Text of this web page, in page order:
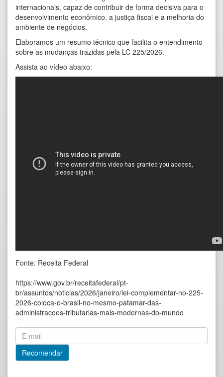
internacionais, capaz de contribuir de forma decisiva para o
desenvolvimento econômico, a justiça fiscal e a melhoria do
ambiente de negócios.
Elaboramos um resumo técnico que facilita o entendimento
sobre as mudanças trazidas pela LC 225/2026.
Assista ao vídeo abaixo:
Fonte: Receita Federal
https://www.gov.br/receitafederal/pt-
br/assuntos/noticias/2026/janeiro/lei-complementar-no-225-
2026-coloca-o-brasil-no-mesmo-patamar-das-
administracoes-tributarias-mais-modernas-do-mundo